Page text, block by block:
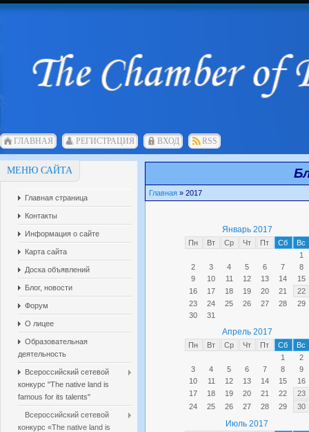
ГЛАВНАЯ РЕГИСТРАЦИЯ ВХОД RSS
МЕНЮ САЙТА
Главная страница
Контакты
Информация о сайте
Карта сайта
Доска объявлений
Блог, новости
Форум
О лицее
Образовательная
деятельность
Всероссийский сетевой
конкурс "The native land is
famous for its talents"
Всероссийский сетевой
конкурс «The native land is
Главная » 2017
Январь 2017
Пн Вт Ср Чт Пт Сб
Вс
1
2
3 4 5 6 7
8
9
10 11 12 13 14
15
16
17 18 19 20 21
22
23
24 25 26 27 28
29
30
31
Апрель 2017
Пн Вт Ср Чт Пт Сб
Вс
1
2
3
4 5 6 7 8
9
10
11 12 13 14 15
16
17
18 19 20 21 22
23
24
25 26 27 28 29 30
Июль 2017